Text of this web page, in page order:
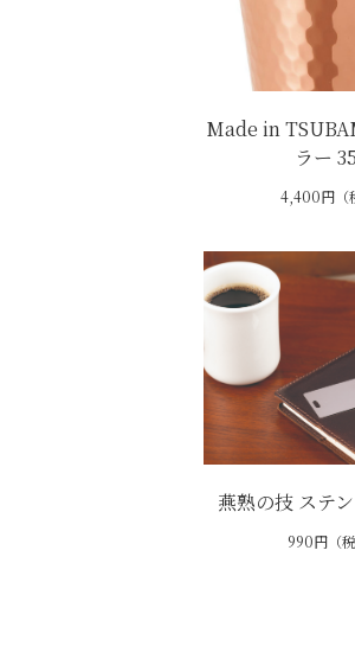
Made in
ラー
4,400円（
燕熟の技 ステ
990円（税